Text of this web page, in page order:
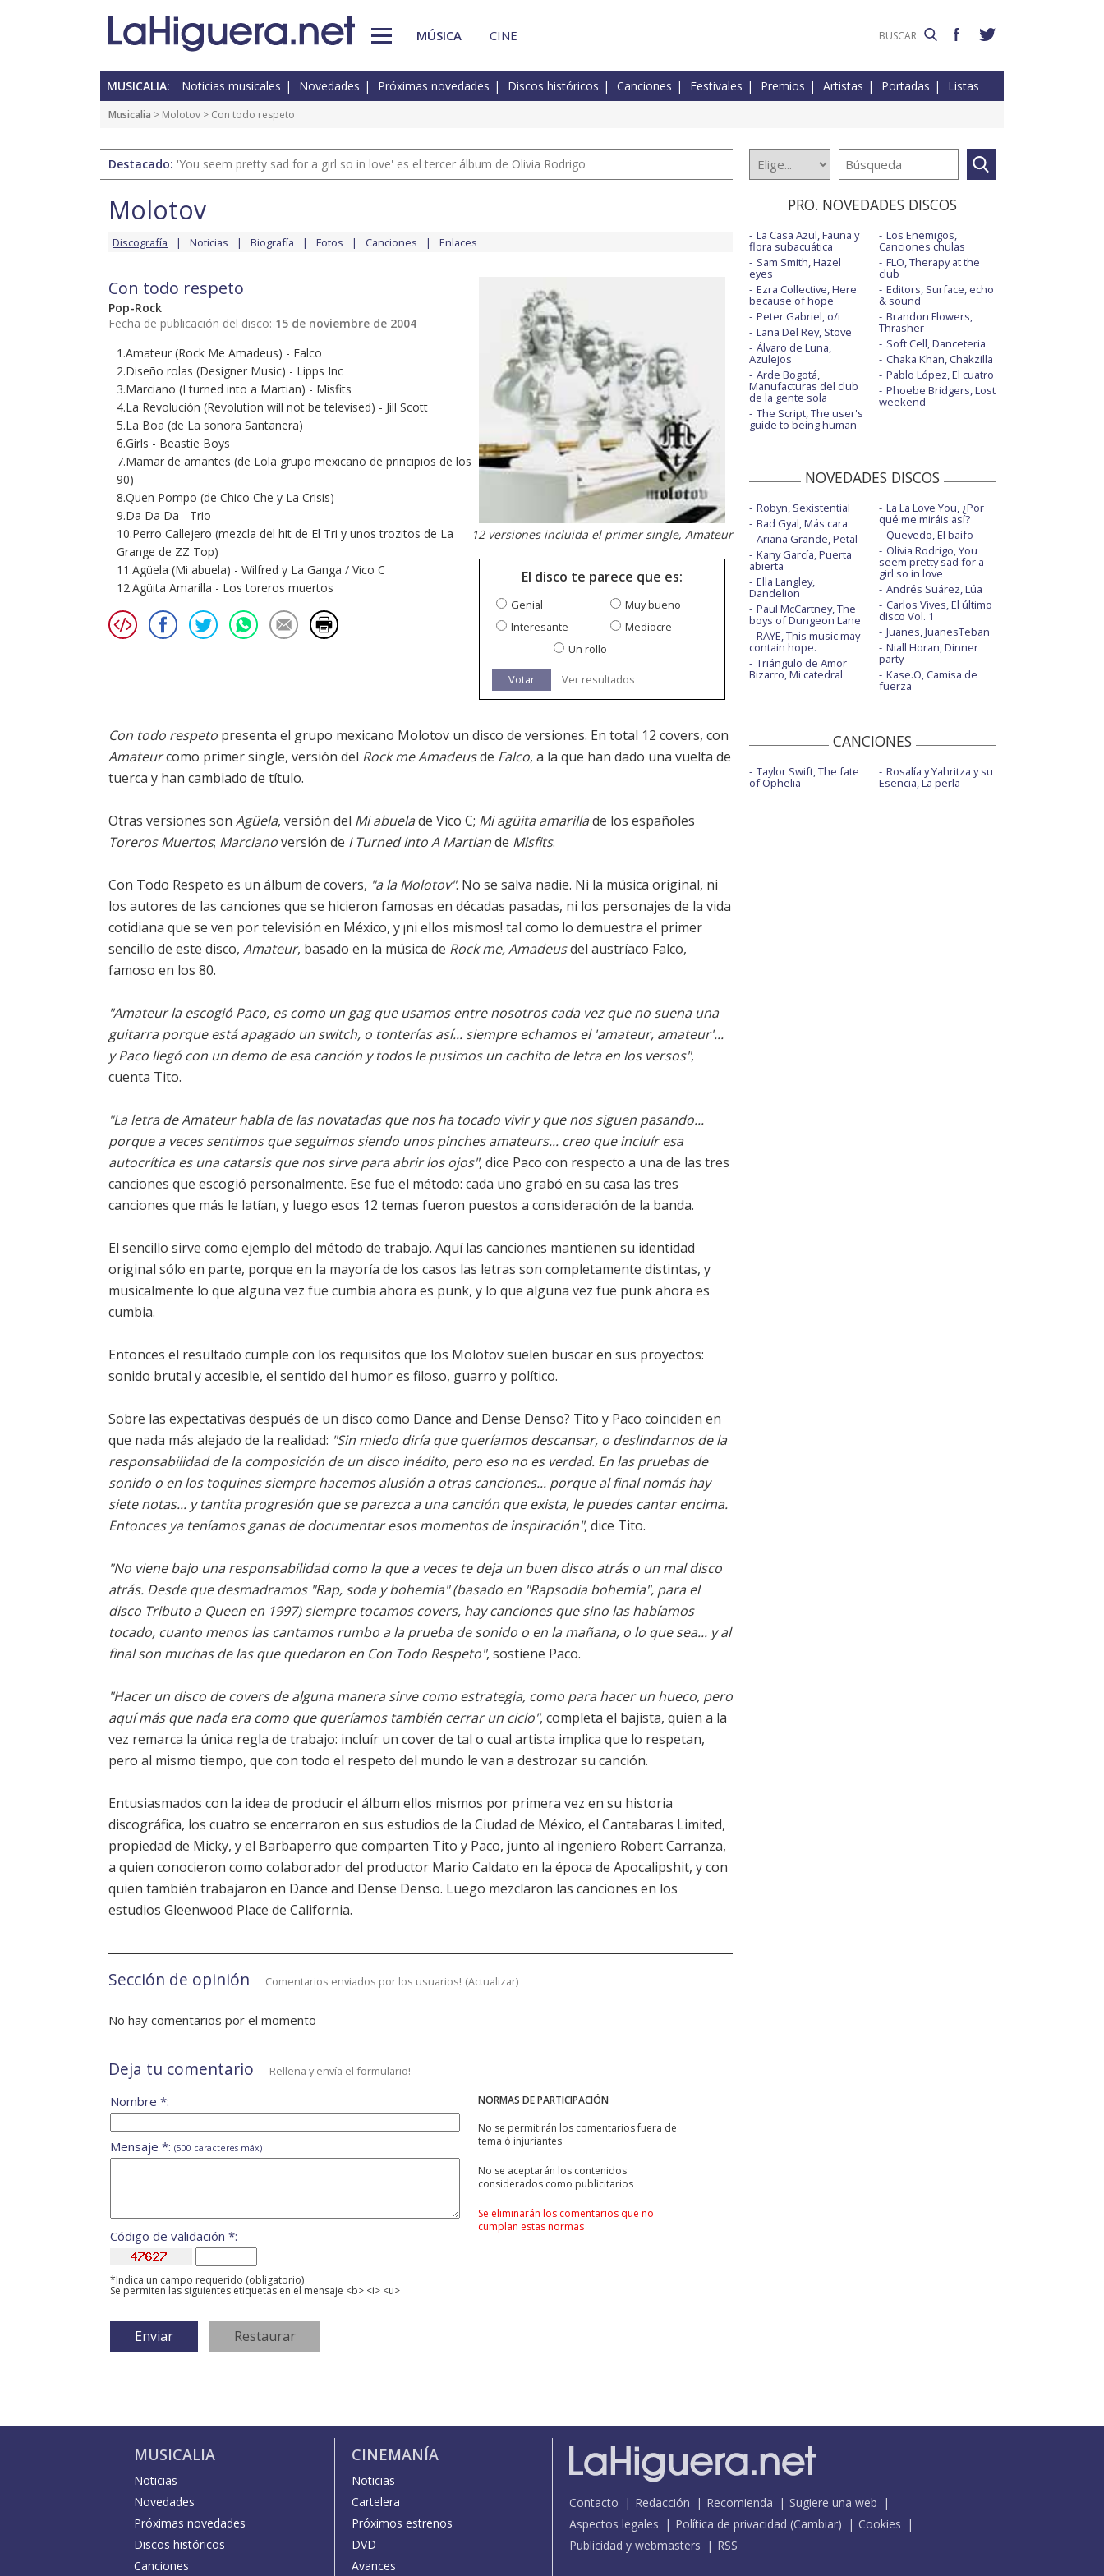
MÚSICA CINE
MUSICALIA: Noticias musicales Novedades Próximas novedades Discos históricos Canciones Festivales Premios Artistas Portadas Listas
Musicalia > Molotov > Con todo respeto
Destacado: 'You seem pretty sad for a girl so in love' es el tercer álbum de Olivia Rodrigo
Molotov
Discografía Noticias Biografía Fotos Canciones Enlaces
Con todo respeto
Pop-Rock
Fecha de publicación del disco: 15 de noviembre de 2004
1.Amateur (Rock Me Amadeus) - Falco
2.Diseño rolas (Designer Music) - Lipps Inc
3.Marciano (I turned into a Martian) - Misfits
4.La Revolución (Revolution will not be televised) - Jill Scott
5.La Boa (de La sonora Santanera)
6.Girls - Beastie Boys
7.Mamar de amantes (de Lola grupo mexicano de principios de los
90)
8.Quen Pompo (de Chico Che y La Crisis)
9.Da Da Da - Trio
10.Perro Callejero (mezcla del hit de El Tri y unos trozitos de La
Grange de ZZ Top)
11.Agüela (Mi abuela) - Wilfred y La Ganga / Vico C
12.Agüita Amarilla - Los toreros muertos
12 versiones incluida el primer single, Amateur
El disco te parece que es:
Genial
Muy bueno
Interesante
Mediocre
Un rollo
Votar Ver resultados
Con todo respeto presenta el grupo mexicano Molotov un disco de versiones. En total 12 covers, con
Amateurcomo primer single, versión del Rock me Amadeusde Falco, a la que han dado una vuelta de
tuerca y han cambiado de título.
Otras versiones son Agüela, versión del Mi abuelade Vico C; Mi agüita amarillade los españoles
Toreros Muertos; Marcianoversión de I Turned Into A Martiande Misfits.
Con Todo Respeto es un álbum de covers, "a la Molotov". No se salva nadie. Ni la música original, ni
los autores de las canciones que se hicieron famosas en décadas pasadas, ni los personajes de la vida
cotidiana que se ven por televisión en México, y ¡ni ellos mismos! tal como lo demuestra el primer
sencillo de este disco, Amateur, basado en la música de Rock me, Amadeusdel austríaco Falco,
famoso en los 80.
"Amateur la escogió Paco, es como un gag que usamos entre nosotros cada vez que no suena una
guitarra porque está apagado un switch, o tonterías así... siempre echamos el 'amateur, amateur'...
y Paco llegó con un demo de esa canción y todos le pusimos un cachito de letra en los versos",
cuenta Tito.
"La letra de Amateur habla de las novatadas que nos ha tocado vivir y que nos siguen pasando...
porque a veces sentimos que seguimos siendo unos pinches amateurs... creo que incluír esa
autocrítica es una catarsis que nos sirve para abrir los ojos", dice Paco con respecto a una de las tres
canciones que escogió personalmente. Ese fue el método: cada uno grabó en su casa las tres
canciones que más le latían, y luego esos 12 temas fueron puestos a consideración de la banda.
El sencillo sirve como ejemplo del método de trabajo. Aquí las canciones mantienen su identidad
original sólo en parte, porque en la mayoría de los casos las letras son completamente distintas, y
musicalmente lo que alguna vez fue cumbia ahora es punk, y lo que alguna vez fue punk ahora es
cumbia.
Entonces el resultado cumple con los requisitos que los Molotov suelen buscar en sus proyectos:
sonido brutal y accesible, el sentido del humor es filoso, guarro y político.
Sobre las expectativas después de un disco como Dance and Dense Denso? Tito y Paco coinciden en
que nada más alejado de la realidad: "Sin miedo diría que queríamos descansar, o deslindarnos de la
responsabilidad de la composición de un disco inédito, pero eso no es verdad. En las pruebas de
sonido o en los toquines siempre hacemos alusión a otras canciones... porque al final nomás hay
siete notas... y tantita progresión que se parezca a una canción que exista, le puedes cantar encima.
Entonces ya teníamos ganas de documentar esos momentos de inspiración", dice Tito.
"No viene bajo una responsabilidad como la que a veces te deja un buen disco atrás o un mal disco
atrás. Desde que desmadramos "Rap, soda y bohemia" (basado en "Rapsodia bohemia", para el
disco Tributo a Queen en 1997) siempre tocamos covers, hay canciones que sino las habíamos
tocado, cuanto menos las cantamos rumbo a la prueba de sonido o en la mañana, o lo que sea... y al
final son muchas de las que quedaron en Con Todo Respeto", sostiene Paco.
"Hacer un disco de covers de alguna manera sirve como estrategia, como para hacer un hueco, pero
aquí más que nada era como que queríamos también cerrar un ciclo", completa el bajista, quien a la
vez remarca la única regla de trabajo: incluír un cover de tal o cual artista implica que lo respetan,
pero al mismo tiempo, que con todo el respeto del mundo le van a destrozar su canción.
Entusiasmados con la idea de producir el álbum ellos mismos por primera vez en su historia
discográfica, los cuatro se encerraron en sus estudios de la Ciudad de México, el Cantabaras Limited,
propiedad de Micky, y el Barbaperro que comparten Tito y Paco, junto al ingeniero Robert Carranza,
a quien conocieron como colaborador del productor Mario Caldato en la época de Apocalipshit, y con
quien también trabajaron en Dance and Dense Denso. Luego mezclaron las canciones en los
estudios Gleenwood Place de California.
Sección de opinión Comentarios enviados por los usuarios! (Actualizar)
No hay comentarios por el momento
Deja tu comentario Rellena y envía el formulario!
NORMAS DE PARTICIPACIÓN
No se permitirán los comentarios fuera de
tema ó injuriantes
No se aceptarán los contenidos
considerados como publicitarios
Se eliminarán los comentarios que no
cumplan estas normas
Nombre *:
Mensaje *: (500 caracteres máx)
Código de validación *:
*Indica un campo requerido (obligatorio)
Se permiten las siguientes etiquetas en el mensaje <b> <i> <u>
PRO. NOVEDADES DISCOS
La Casa Azul, Fauna y
flora subacuática
Sam Smith, Hazel
eyes
Ezra Collective, Here
because of hope
Peter Gabriel, o/i
Lana Del Rey, Stove
Álvaro de Luna,
Azulejos
Arde Bogotá,
Manufacturas del club
de la gente sola
The Script, The user's
guide to being human
Los Enemigos,
Canciones chulas
FLO, Therapy at the
club
Editors, Surface, echo
& sound
Brandon Flowers,
Thrasher
Soft Cell, Danceteria
Chaka Khan, Chakzilla
Pablo López, El cuatro
Phoebe Bridgers, Lost
weekend
NOVEDADES DISCOS
Robyn, Sexistential
Bad Gyal, Más cara
Ariana Grande, Petal
Kany García, Puerta
abierta
Ella Langley,
Dandelion
Paul McCartney, The
boys of Dungeon Lane
RAYE, This music may
contain hope.
Triángulo de Amor
Bizarro, Mi catedral
La La Love You, ¿Por
qué me miráis así?
Quevedo, El baifo
Olivia Rodrigo, You
seem pretty sad for a
girl so in love
Andrés Suárez, Lúa
Carlos Vives, El último
disco Vol. 1
Juanes, JuanesTeban
Niall Horan, Dinner
party
Kase.O, Camisa de
fuerza
CANCIONES
Taylor Swift, The fate
of Ophelia
Rosalía y Yahritza y su
Esencia, La perla
MUSICALIA
Noticias
Novedades
Próximas novedades
Discos históricos
Canciones
CINEMANÍA
Noticias
Cartelera
Próximos estrenos
DVD
Avances
Contacto Redacción Recomienda
Sugiere una web
Aspectos legales
Política de privacidad (Cambiar)
Cookies
Publicidad y webmasters
RSS